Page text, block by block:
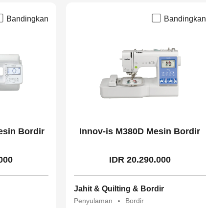
Bandingkan
Bordir
Bandingkan
Innov-is M380D Mesin Bordir
IDR 20.290.000
Jahit & Quilting & Bordir
Penyulaman Bordir